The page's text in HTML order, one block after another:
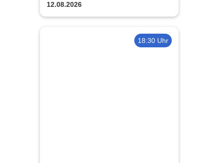
12.08.2026
18:30 Uhr